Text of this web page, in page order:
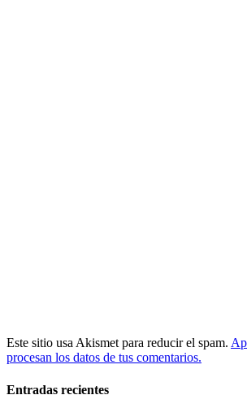
Este sitio usa Akismet para reducir el spam.
procesan los datos de tus comentarios.
Entradas recientes